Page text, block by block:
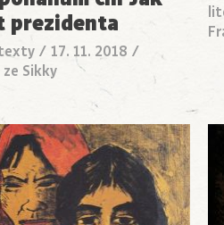
prezidenta
/ 17. 11. 2018 /
Sikky